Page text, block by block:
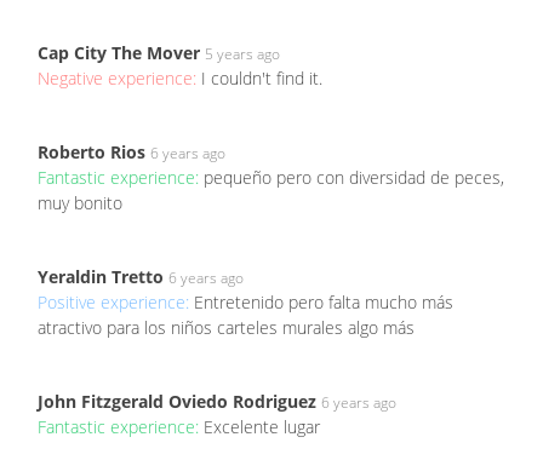
Cap City The Mover 5 years ago
Negative experience: I couldn't find it.
Roberto Rios 6 years ago
Fantastic experience: pequeño pero con diversidad de peces,
muy bonito
Yeraldin Tretto 6 years ago
Positive experience: Entretenido pero falta mucho más
atractivo para los niños carteles murales algo más
John Fitzgerald Oviedo Rodriguez 6 years ago
Fantastic experience: Excelente lugar